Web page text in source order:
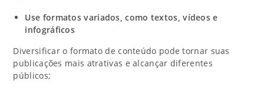
Use formatos variados, como textos, vídeos e
infográficos
Diversificar o formato de conteúdo pode tornar suas
publicações mais atrativas e alcançar diferentes
públicos;